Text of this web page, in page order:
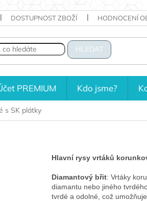
DOSTUPNOST ZBOŽÍ HODNOCENÍ
HLEDAT
PREMIUM Kdo jsme?
s SK plátky
Hlavní rysy vrtáků
Diamantový břit: Vrtáky
diamantu nebo jiného
tvrdé a odolné, což